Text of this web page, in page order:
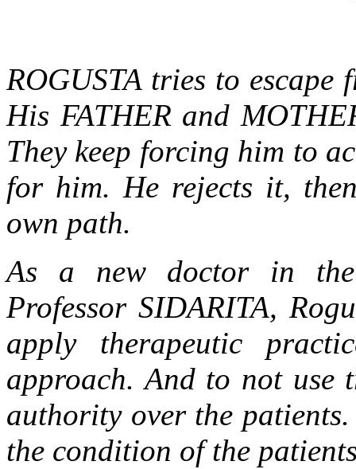
ROGUSTA tries to escape
His FATHER and
They keep forcing him to
for him. He rejects it,
own path.
As a new doctor in
Professor SIDARITA,
apply therapeutic
approach. And to not use
authority over the
the condition of the